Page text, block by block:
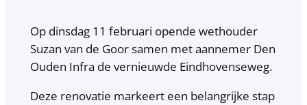
Op dinsdag 11 februari opende wethouder
Suzan van de Goor samen met aannemer Den
Ouden Infra de vernieuwde Eindhovenseweg.
Deze renovatie markeert een belangrijke stap